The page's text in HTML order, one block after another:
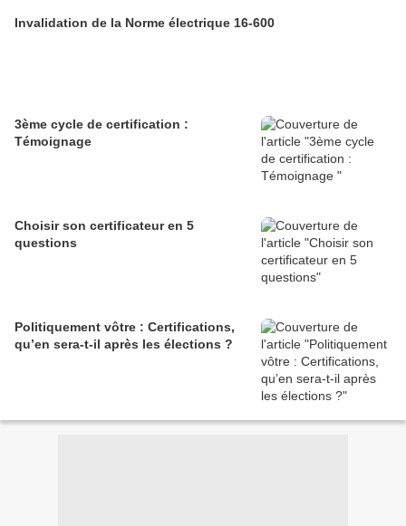
Invalidation de la Norme électrique 16-600
3ème cycle de certification :
Témoignage
Choisir son certificateur en 5
questions
Politiquement vôtre : Certifications,
qu’en sera-t-il après les élections ?